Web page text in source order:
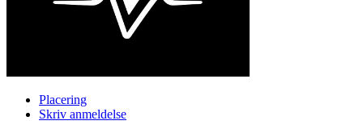
Placering
Skriv anmeldelse